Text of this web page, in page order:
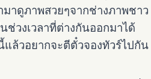
ดูภาพสวยๆจากช่างภาพชาว
ช่วงเวลาที่ต่างกันออกมาได้
ล้วอยากจะตีตั๋วจองทัวร์ไปกัน